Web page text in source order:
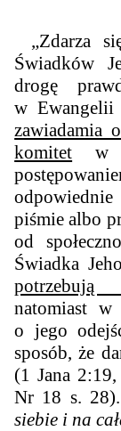
„Zdarza
Świadków
drogę
w Ewangelii
zawiadamia
komitet w
piśmie albo
od
Świadka
natomiast w
o jego
sposób, że
(1 Jana
Nr 18 s.
siebie i na